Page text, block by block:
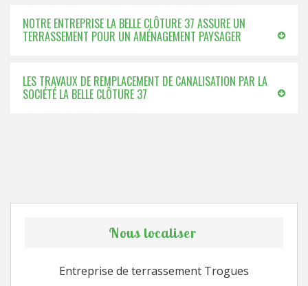
NOTRE ENTREPRISE LA BELLE CLÔTURE 37 ASSURE UN
TERRASSEMENT POUR UN AMÉNAGEMENT PAYSAGER
LES TRAVAUX DE REMPLACEMENT DE CANALISATION PAR LA
SOCIÉTÉ LA BELLE CLÔTURE 37
Nous localiser
Entreprise de terrassement Trogues